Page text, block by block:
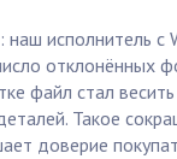
наш исполнитель с
отклонённых
файл стал
Такое
доверие